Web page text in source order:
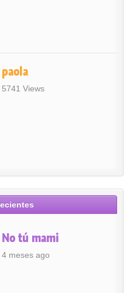
paola
5741 Views
No tú mami
4 meses ago